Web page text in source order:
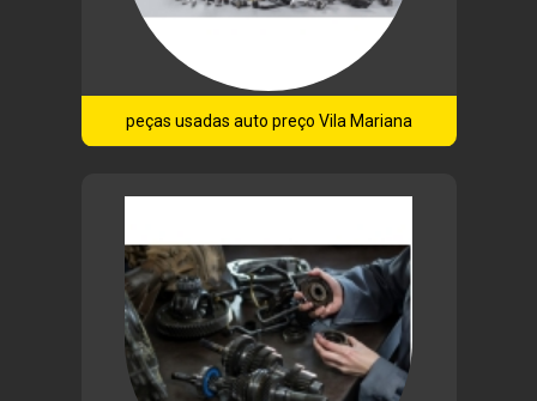
peças usadas auto preço Vila Mariana